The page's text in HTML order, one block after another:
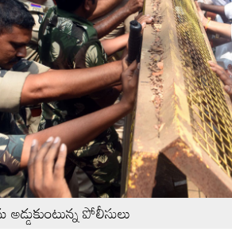
అడ్డుకుంటున్న పోలీసులు